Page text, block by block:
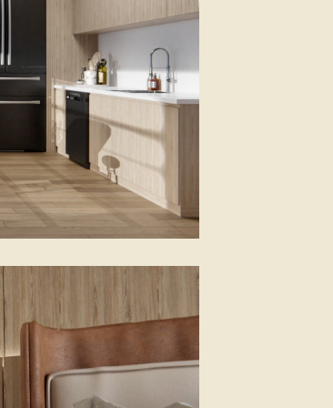
Sobre Pared Eco sostenible
SIN PVC
Multipropósito
Espátulas
Anti rayas
Aplicación PPF
Tipo haragán
Especialidades
Gran Turbo
Módulos Preconfigurados Modulate
Módulos standard Linear
Módulos Colgantes